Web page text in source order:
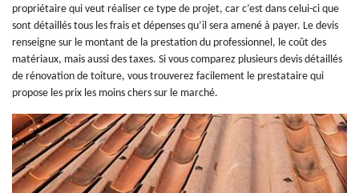
propriétaire qui veut réaliser ce type de projet, car c’est dans celui-ci que
sont détaillés tous les frais et dépenses qu’il sera amené à payer. Le devis
renseigne sur le montant de la prestation du professionnel, le coût des
matériaux, mais aussi des taxes. Si vous comparez plusieurs devis détaillés
de rénovation de toiture, vous trouverez facilement le prestataire qui
propose les prix les moins chers sur le marché.